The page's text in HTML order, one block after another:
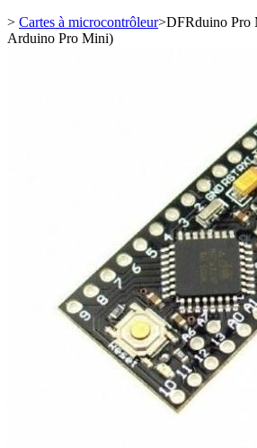
> Cartes à microcontrôleur>DFRduino Pro
Arduino Pro Mini)